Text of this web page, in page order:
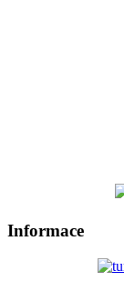
Informace